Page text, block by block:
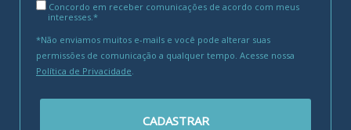
Concordo em receber comunicações de acordo com meus
interesses.*
*Não enviamos muitos e-mails e você pode alterar suas
permissões de comunicação a qualquer tempo. Acesse nossa
Política de Privacidade
CADASTRAR